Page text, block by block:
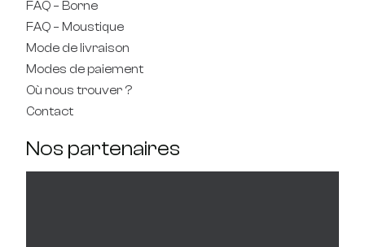
FAQ – Borne
FAQ – Moustique
Mode de livraison
Modes de paiement
Où nous trouver ?
Contact
Nos partenaires